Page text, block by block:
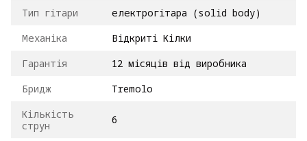
Тип гітари
електрогітара (solid body)
Механіка
Відкриті Кілки
Гарантія
12 місяців від виробника
Бридж
Tremolo
Кількість
струн
6